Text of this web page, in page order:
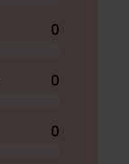
0
0
0